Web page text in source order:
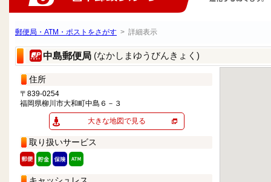
郵便局・ATM・ポストをさがす > 詳細表示
中島郵便局 (なかしまゆうびんきょく)
住所
〒839-0254
福岡県柳川市大和町中島６－３
大きな地図で見る
取り扱いサービス